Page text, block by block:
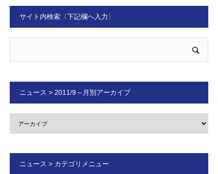
サイト内検索〈下記欄へ入力〉
ニュース > 2011/9～月別アーカイブ
ニュース > カテゴリメニュー